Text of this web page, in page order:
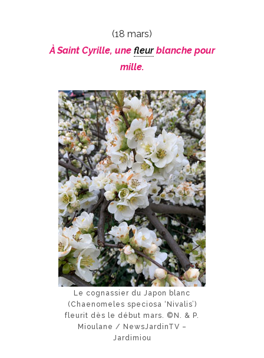
(18 mars)
À Saint Cyrille, une fleurblanche pour
mille.
Le cognassier du Japon blanc
(Chaenomeles speciosa ‘Nivalis’)
fleurit dès le début mars. ©N. & P.
Mioulane / NewsJardinTV –
Jardimiou